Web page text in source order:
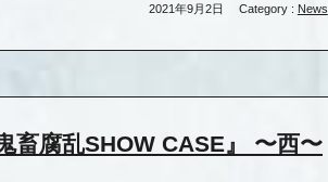
2021年9月2日 Category : News
畜腐乱SHOW CASE』 〜西〜